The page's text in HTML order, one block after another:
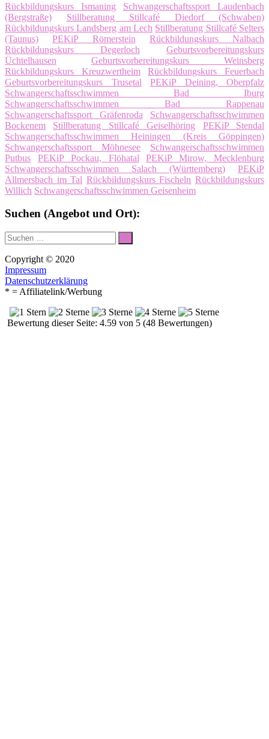
Rückbildungskurs Ismaning
Schwangerschaftssport Laudenbach
(Bergstraße)
Stillberatung Stillcafé Diedorf (Schwaben)
Rückbildungskurs Landsberg am Lech Stillberatung Stillcafé Selters
(Taunus)
PEKiP Römerstein
Rückbildungskurs Nalbach
Rückbildungskurs Degerloch
Geburtsvorbereitungskurs
Üchtelhausen
Geburtsvorbereitungskurs Weinsberg
Rückbildungskurs Kreuzwertheim
Rückbildungskurs Feuerbach
Geburtsvorbereitungskurs Trusetal
PEKiP Deining, Oberpfalz
Schwangerschaftsschwimmen Bad Iburg
Schwangerschaftsschwimmen Bad Rappenau
Schwangerschaftssport Gräfenroda
Schwangerschaftsschwimmen
Bockenem
Stillberatung Stillcafé Geiselhöring
PEKiP Stendal
Schwangerschaftsschwimmen Heiningen (Kreis Göppingen)
Schwangerschaftssport Möhnesee
Schwangerschaftsschwimmen
Putbus
PEKiP Pockau, Flöhatal
PEKiP Mirow, Mecklenburg
Schwangerschaftsschwimmen Salach (Württemberg)
PEKiP
Allmersbach im Tal Rückbildungskurs Fischeln Rückbildungskurs
Willich Schwangerschaftsschwimmen Geisenheim
Suchen (Angebot und Ort):
Suche
nach:
Suchen
Copyright © 2020
Impressum
Datenschutzerklärung
* = Affiliatelink/Werbung
Bewertung dieser Seite: 4.59 von 5 (48 Bewertungen)